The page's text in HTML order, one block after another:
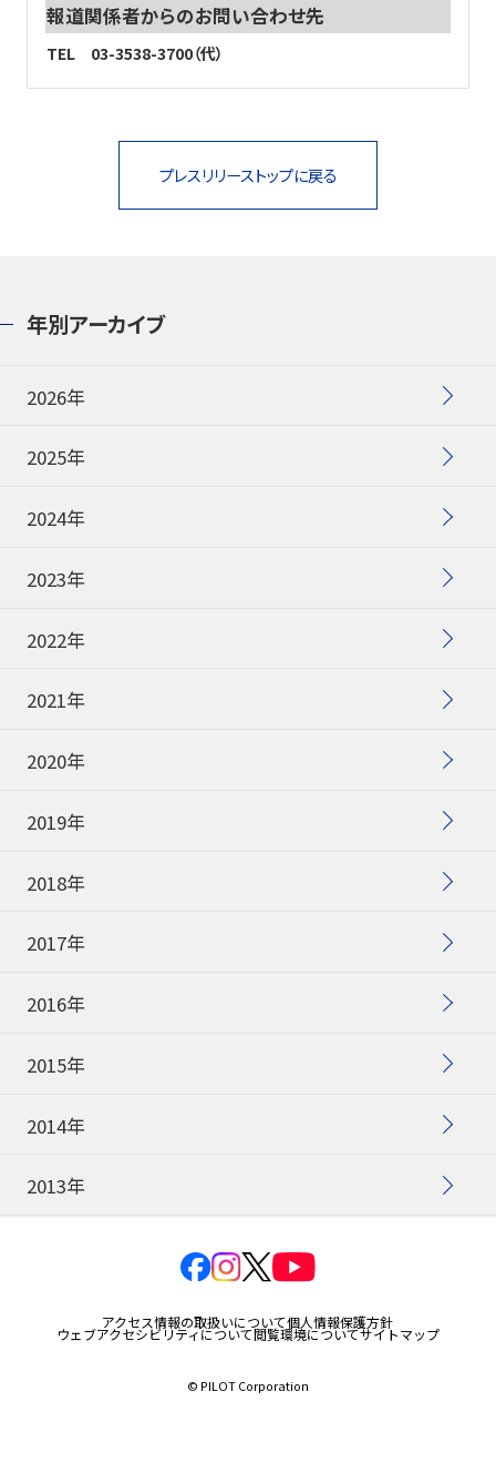
報道関係者からのお問い合わせ先
TEL 03-3538-3700（代）
プレスリリーストップに戻る
年別アーカイブ
2026年
2025年
2024年
2023年
2022年
2021年
2020年
2019年
2018年
2017年
2016年
2015年
2014年
2013年
アクセス情報の取扱いについて個人情報保護方針
ウェブアクセシビリティについて閲覧環境についてサイトマップ
© PILOT Corporation